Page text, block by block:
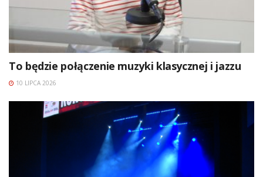
To będzie połączenie muzyki klasycznej i jazzu
10 LIPCA 2026